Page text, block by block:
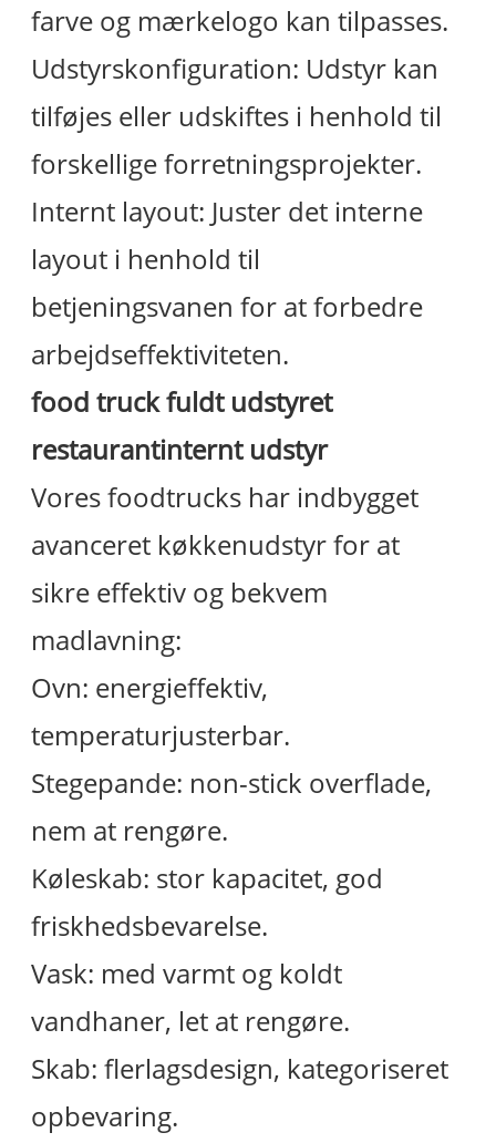
farve og mærkelogo kan tilpasses.
Udstyrskonfiguration: Udstyr kan
tilføjes eller udskiftes i henhold til
forskellige forretningsprojekter.
Internt layout: Juster det interne
layout i henhold til
betjeningsvanen for at forbedre
arbejdseffektiviteten.
food truck fuldt udstyret
restaurantinternt udstyr
Vores foodtrucks har indbygget
avanceret køkkenudstyr for at
sikre effektiv og bekvem
madlavning:
Ovn: energieffektiv,
temperaturjusterbar.
Stegepande: non-stick overflade,
nem at rengøre.
Køleskab: stor kapacitet, god
friskhedsbevarelse.
Vask: med varmt og koldt
vandhaner, let at rengøre.
Skab: flerlagsdesign, kategoriseret
opbevaring.